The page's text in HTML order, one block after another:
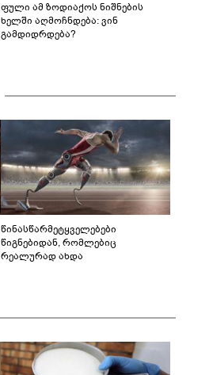
ფული ამ ზოდიაქოს ნიშნების
ხელში აღმოჩნდება: ვინ
გამდიდრდება?
წინასწარმეტყველებები
წიგნებიდან, რომლებიც
რეალურად ახდა